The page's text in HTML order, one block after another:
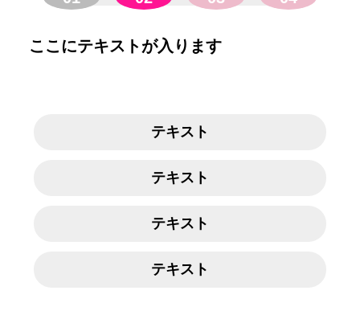
ここにテキストが入ります
テキスト
テキスト
テキスト
テキスト